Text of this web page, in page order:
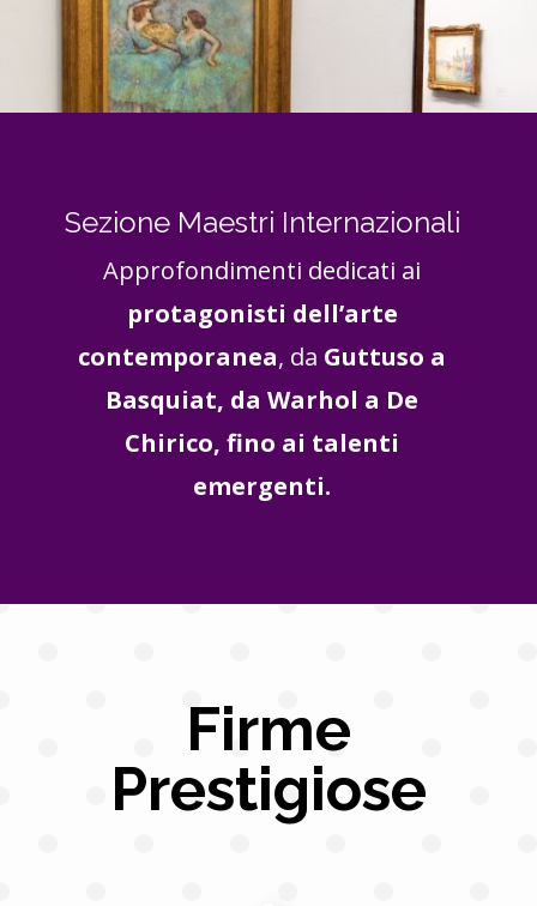
Sezione Maestri Internazionali
Approfondimenti dedicati ai
protagonisti dell’arte
contemporanea, da Guttuso a
Basquiat, da Warhol a De
Chirico, fino ai talenti
emergenti.
Firme
Prestigiose